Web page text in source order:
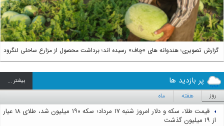
گزارش تصویری؛ هندوانه های «چاف» رسیده اند؛ برداشت محصول از مزارع ساحلی لنگرود
پر بازدید ها بيشتر ...
روز هفته ماه
قیمت طلا، سکه و دلار امروز شنبه ۱۷ مرداد؛ سکه ۱۹۰ میلیون شد، طلای ۱۸ عیار
از ۱۹ میلیون گذشت